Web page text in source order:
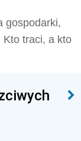
gospodarki,
Kto traci, a kto